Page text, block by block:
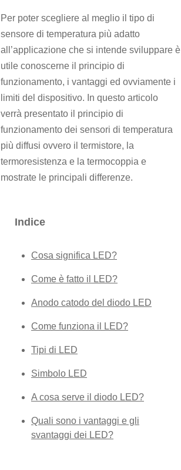
Per poter scegliere al meglio il tipo di
sensore di temperatura più adatto
all’applicazione che si intende sviluppare è
utile conoscerne il principio di
funzionamento, i vantaggi ed ovviamente i
limiti del dispositivo. In questo articolo
verrà presentato il principio di
funzionamento dei sensori di temperatura
più diffusi ovvero il termistore, la
termoresistenza e la termocoppia e
mostrate le principali differenze.
Indice
Cosa significa LED?
Come è fatto il LED?
Anodo catodo del diodo LED
Come funziona il LED?
Tipi di LED
Simbolo LED
A cosa serve il diodo LED?
Quali sono i vantaggi e gli
svantaggi dei LED?